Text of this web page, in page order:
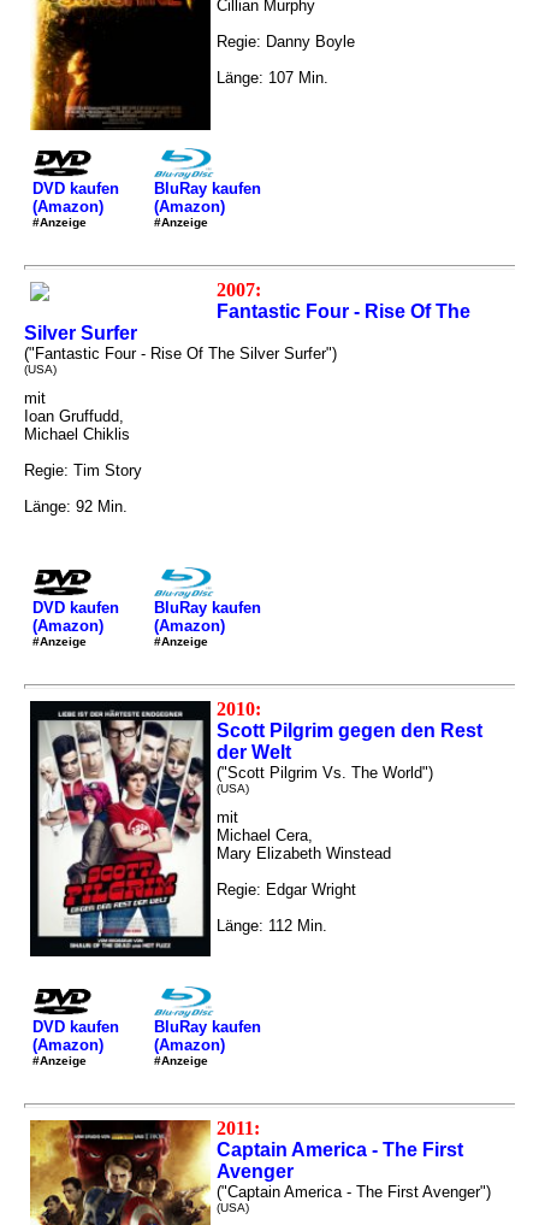
Cillian Murphy
Regie: Danny Boyle
Länge: 107 Min.
DVD kaufen
(Amazon)
#Anzeige
BluRay kaufen
(Amazon)
#Anzeige
2007:
Fantastic Four - Rise Of The
Silver Surfer
("Fantastic Four - Rise Of The Silver Surfer")
(USA)
mit
Ioan Gruffudd,
Michael Chiklis
Regie: Tim Story
Länge: 92 Min.
DVD kaufen
(Amazon)
#Anzeige
BluRay kaufen
(Amazon)
#Anzeige
2010:
Scott Pilgrim gegen den Rest
der Welt
("Scott Pilgrim Vs. The World")
(USA)
mit
Michael Cera,
Mary Elizabeth Winstead
Regie: Edgar Wright
Länge: 112 Min.
DVD kaufen
(Amazon)
#Anzeige
BluRay kaufen
(Amazon)
#Anzeige
2011:
Captain America - The First
Avenger
("Captain America - The First Avenger")
(USA)